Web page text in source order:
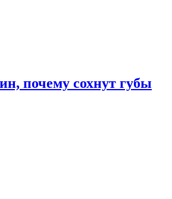
почему сохнут губы